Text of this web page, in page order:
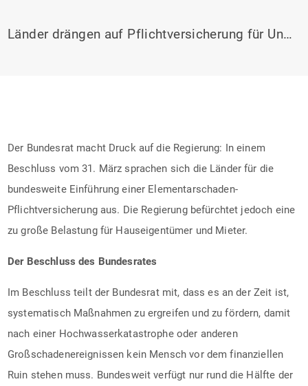
Länder drängen auf Pflichtversicherung für Unwetterschäden
Der Bundesrat macht Druck auf die Regierung: In einem
Beschluss vom 31. März sprachen sich die Länder für die
bundesweite Einführung einer Elementarschaden-
Pflichtversicherung aus. Die Regierung befürchtet jedoch eine
zu große Belastung für Hauseigentümer und Mieter.
Der Beschluss des Bundesrates
Im Beschluss teilt der Bundesrat mit, dass es an der Zeit ist,
systematisch Maßnahmen zu ergreifen und zu fördern, damit
nach einer Hochwasserkatastrophe oder anderen
Großschadenereignissen kein Mensch vor dem finanziellen
Ruin stehen muss. Bundesweit verfügt nur rund die Hälfte der